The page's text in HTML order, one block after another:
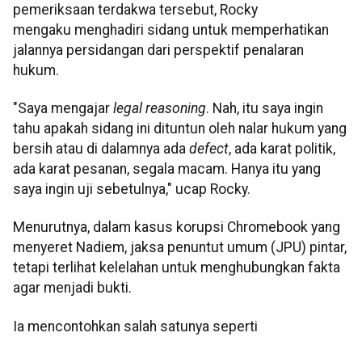
pemeriksaan terdakwa tersebut, Rocky
mengaku menghadiri sidang untuk memperhatikan
jalannya persidangan dari perspektif penalaran
hukum.
"Saya mengajar legal reasoning. Nah, itu saya ingin
tahu apakah sidang ini dituntun oleh nalar hukum yang
bersih atau di dalamnya ada defect, ada karat politik,
ada karat pesanan, segala macam. Hanya itu yang
saya ingin uji sebetulnya," ucap Rocky.
Menurutnya, dalam kasus korupsi Chromebook yang
menyeret Nadiem, jaksa penuntut umum (JPU) pintar,
tetapi terlihat kelelahan untuk menghubungkan fakta
agar menjadi bukti.
Ia mencontohkan salah satunya seperti